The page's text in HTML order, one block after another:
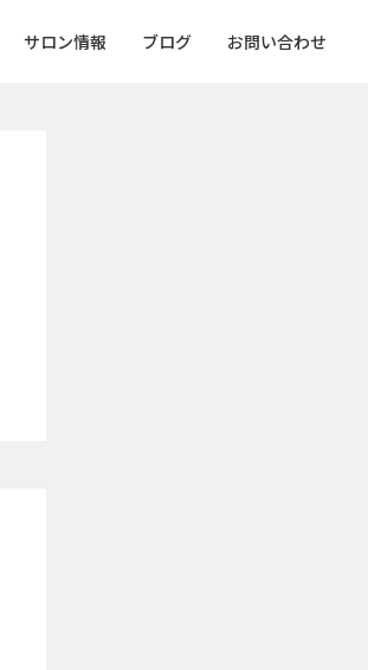
サロン情報 ブログ お問い合わせ